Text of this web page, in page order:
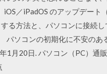
／iPadOS のアップデー
る方法と、パソコンに接続
ソコンの初期化に不安のあ
月20日. パソコン（PC）通